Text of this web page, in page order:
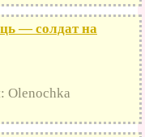
— солдат на
Olenochka